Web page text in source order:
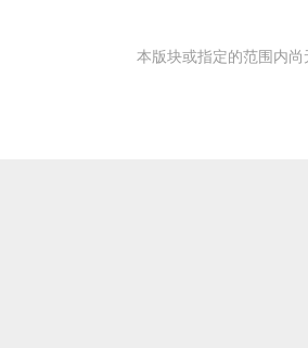
本版块或指定的范围内尚